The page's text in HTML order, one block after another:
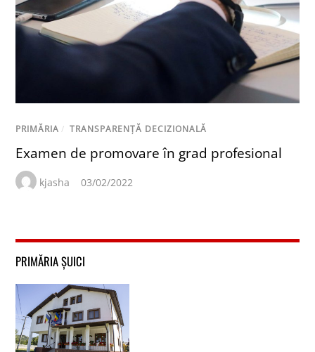
PRIMĂRIA / TRANSPARENȚĂ DECIZIONALĂ
Examen de promovare în grad profesional
kjasha 03/02/2022
PRIMĂRIA ȘUICI